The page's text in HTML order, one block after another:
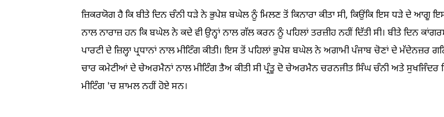
ਜ਼ਿਕਰਯੋਗ ਹੈ ਕਿ ਬੀਤੇ ਦਿਨ ਚੰਨੀ ਧੜੇ ਨੇ ਭੁਪੇਸ਼ ਬਘੇਲ ਨੂੰ ਮਿਲਣ ਤੋਂ ਕਿਨਾਰਾ ਕੀਤਾ ਸੀ, ਕਿਉਂਕਿ ਇਸ ਧੜੇ ਦੇ ਆਗੂ
ਨਾਲ ਨਾਰਾਜ਼ ਹਨ ਕਿ ਬਘੇਲ ਨੇ ਕਦੇ ਵੀ ਉਨ੍ਹਾਂ ਨਾਲ ਗੱਲ ਕਰਨ ਨੂੰ ਪਹਿਲਾਂ ਤਰਜ਼ੀਹ ਨਹੀਂ ਦਿੱਤੀ ਸੀ। ਬੀਤੇ ਦਿਨ
ਪਾਰਟੀ ਦੇ ਜ਼ਿਲ੍ਹਾ ਪ੍ਰਧਾਨਾਂ ਨਾਲ ਮੀਟਿੰਗ ਕੀਤੀ। ਇਸ ਤੋਂ ਪਹਿਲਾਂ ਭੁਪੇਸ਼ ਬਘੇਲ ਨੇ ਅਗਾਮੀ ਪੰਜਾਬ ਚੋਣਾਂ ਦੇ ਮੱਦੇਨਜ਼ਰ
ਚਾਰ ਕਮੇਟੀਆਂ ਦੇ ਚੇਅਰਮੈਨਾਂ ਨਾਲ ਮੀਟਿੰਗ ਤੈਅ ਕੀਤੀ ਸੀ ਪ੍ਰੰਤੂ ਦੋ ਚੇਅਰਮੈਨ ਚਰਨਜੀਤ ਸਿੰਘ ਚੰਨੀ ਅਤੇ ਸੁਖਜਿੰਦਰ
ਮੀਟਿੰਗ 'ਚ ਸ਼ਾਮਲ ਨਹੀਂ ਹੋਏ ਸਨ।